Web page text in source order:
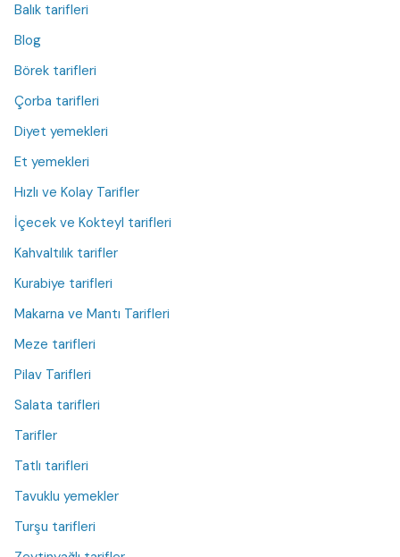
Balık tarifleri
Blog
Börek tarifleri
Çorba tarifleri
Diyet yemekleri
Et yemekleri
Hızlı ve Kolay Tarifler
İçecek ve Kokteyl tarifleri
Kahvaltılık tarifler
Kurabiye tarifleri
Makarna ve Mantı Tarifleri
Meze tarifleri
Pilav Tarifleri
Salata tarifleri
Tarifler
Tatlı tarifleri
Tavuklu yemekler
Turşu tarifleri